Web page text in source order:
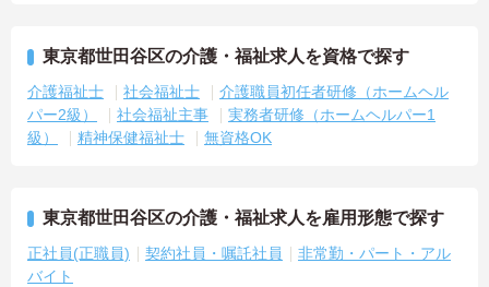
東京都世田谷区の介護・福祉求人を資格で探す
介護福祉士 社会福祉士
介護職員初任者研修（ホームヘル
パー2級）
社会福祉主事
実務者研修（ホームヘルパー1
級）
精神保健福祉士 無資格OK
東京都世田谷区の介護・福祉求人を雇用形態で探す
正社員(正職員) 契約社員・嘱託社員
非常勤・パート・アル
バイト